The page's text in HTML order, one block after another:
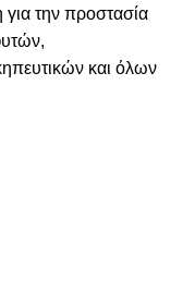
για την προστασία
και όλων